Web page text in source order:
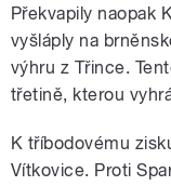
Překvapily naopak
vyšláply na
výhru z Třince.
třetině, kterou
K tříbodovému
Vítkovice. Proti